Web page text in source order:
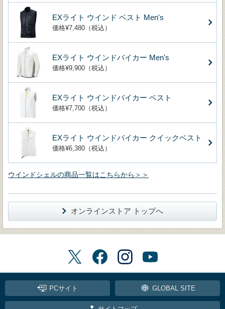
EXライト ウインド ベスト Men's
価格¥7,480（税込）
EXライト ウインドバイカー Men's
価格¥9,900（税込）
EXライト ウインドバイカー ベスト
価格¥7,700（税込）
EXライト ウインドバイカー クイックベスト
価格¥6,380（税込）
ウインドシェルの商品一覧はこちらから＞＞
オンラインストア トップへ
PCサイト GLOBAL SITE